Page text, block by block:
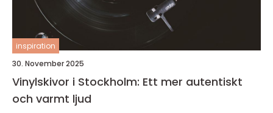
inspiration
30. November 2025
Vinylskivor i Stockholm: Ett mer autentiskt
och varmt ljud